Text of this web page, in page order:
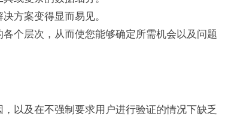
方案变得显而易见。
个层次，从而使您能够确定所需机会以及问题
以及在不强制要求用户进行验证的情况下缺乏